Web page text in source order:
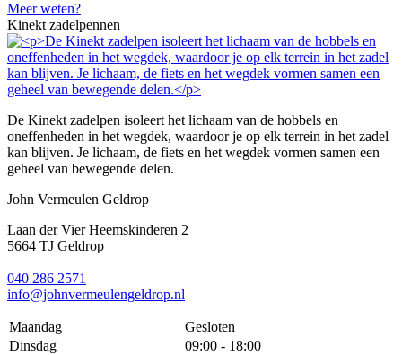
Meer weten?
Kinekt zadelpennen
De Kinekt zadelpen isoleert het lichaam van de hobbels en
oneffenheden in het wegdek, waardoor je op elk terrein in het zadel
kan blijven. Je lichaam, de fiets en het wegdek vormen samen een
geheel van bewegende delen.
John Vermeulen Geldrop
Laan der Vier Heemskinderen 2
5664 TJ Geldrop
040 286 2571
info@johnvermeulengeldrop.nl
Maandag
Gesloten
Dinsdag
09:00 - 18:00